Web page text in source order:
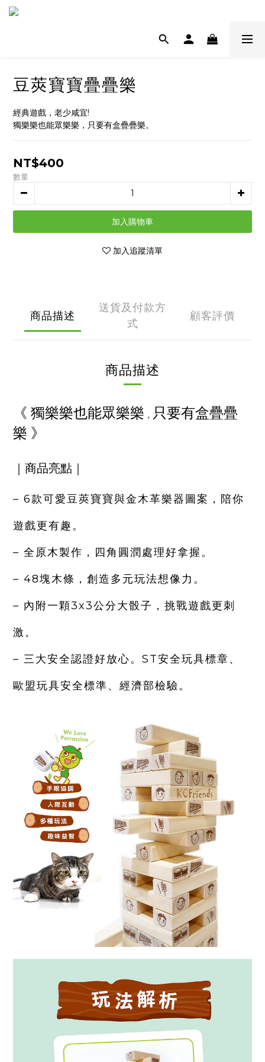
豆莢寶寶疊疊樂
經典遊戲，老少咸宜!
獨樂樂也能眾樂樂，只要有盒疊疊樂。
NT$400
數量
加入購物車
加入追蹤清單
商品描述
送貨及付款方
式
顧客評價
商品描述
《 獨樂樂也能眾樂樂 ， 只要有盒疊疊
樂 》
｜商品亮點｜
– 6款可愛豆莢寶寶與金木革樂器圖案，陪你
遊戲更有趣。
– 全原木製作，四角圓潤處理好拿握。
– 48塊木條，創造多元玩法想像力。
– 內附一顆3x3公分大骰子，挑戰遊戲更刺
激。
– 三大安全認證好放心。ST安全玩具標章、
歐盟玩具安全標準、經濟部檢驗。